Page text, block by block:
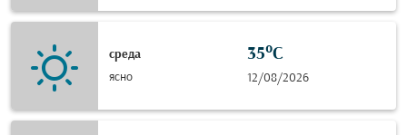
среда
ясно
35°C
12/08/2026